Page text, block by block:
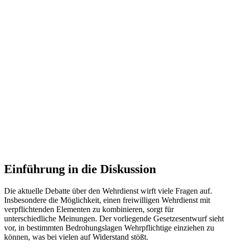
Einführung in die Diskussion
Die aktuelle Debatte über den Wehrdienst wirft viele Fragen auf.
Insbesondere die Möglichkeit, einen freiwilligen Wehrdienst mit
verpflichtenden Elementen zu kombinieren, sorgt für
unterschiedliche Meinungen. Der vorliegende Gesetzesentwurf sieht
vor, in bestimmten Bedrohungslagen Wehrpflichtige einziehen zu
können, was bei vielen auf Widerstand stößt.